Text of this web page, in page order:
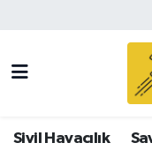
Sivil Havacılık